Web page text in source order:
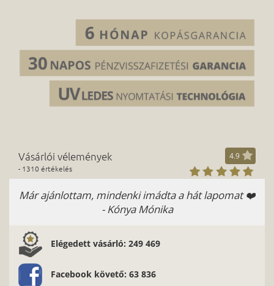
Vásárlói vélemények
- 1310 értékelés
4.9
Már ajánlottam, mindenki imádta a hát lapomat ❤️
- Kónya Mónika
Elégedett vásárló: 249 469
Facebook követő: 63 836